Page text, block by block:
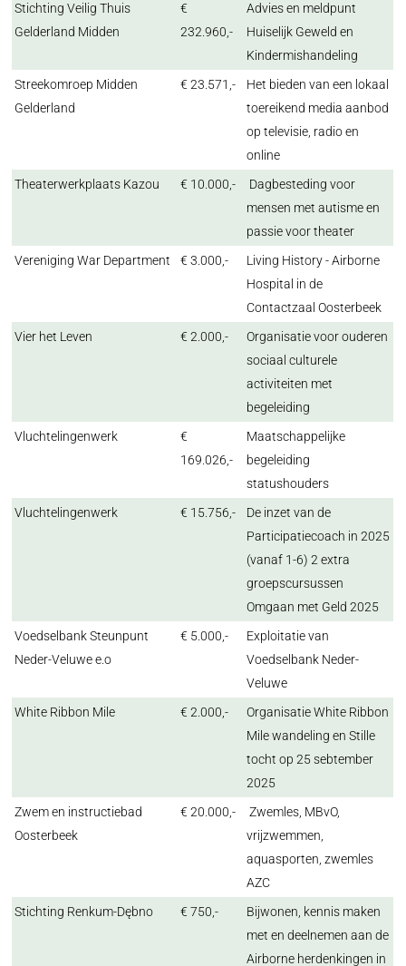
Stichting Veilig Thuis
Gelderland Midden
€
232.960,-
Advies en meldpunt
Huiselijk Geweld en
Kindermishandeling
Streekomroep Midden
Gelderland
€ 23.571,-
Het bieden van een lokaal
toereikend media aanbod
op televisie, radio en
online
Theaterwerkplaats Kazou
€ 10.000,-
Dagbesteding voor
mensen met autisme en
passie voor theater
Vereniging War Department
€ 3.000,-
Living History - Airborne
Hospital in de
Contactzaal Oosterbeek
Vier het Leven
€ 2.000,-
Organisatie voor ouderen
sociaal culturele
activiteiten met
begeleiding
Vluchtelingenwerk
€
169.026,-
Maatschappelijke
begeleiding
statushouders
Vluchtelingenwerk
€ 15.756,-
De inzet van de
Participatiecoach in 2025
(vanaf 1-6) 2 extra
groepscursussen
Omgaan met Geld 2025
Voedselbank Steunpunt
Neder-Veluwe e.o
€ 5.000,-
Exploitatie van
Voedselbank Neder-
Veluwe
White Ribbon Mile
€ 2.000,-
Organisatie White Ribbon
Mile wandeling en Stille
tocht op 25 sebtember
2025
Zwem en instructiebad
Oosterbeek
€ 20.000,-
Zwemles, MBvO,
vrijzwemmen,
aquasporten, zwemles
AZC
Stichting Renkum-Dębno
€ 750,-
Bijwonen, kennis maken
met en deelnemen aan de
Airborne herdenkingen in